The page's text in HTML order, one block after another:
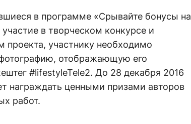
в программе «Срывайте бонусы на
в творческом конкурсе и
проекта, участнику необходимо
отображающую его
#lifestyleTele2. До 28 декабря 2016
награждать ценными призами авторов
работ.